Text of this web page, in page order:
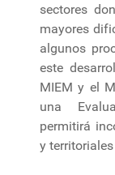
sectores
mayores
algunos
este
MIEM y el
una
permitirá
y